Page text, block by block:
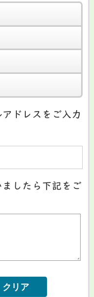
ドレスをご入力
したら下記をご